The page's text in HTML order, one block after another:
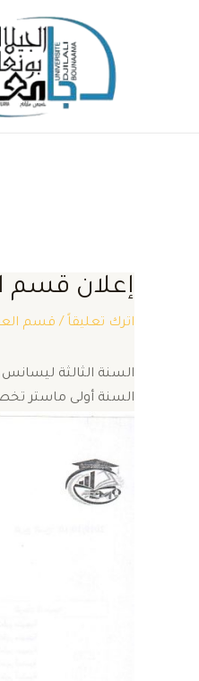
إعلان قسم
اترك تعليقاً / قسم
السنة الثالثة
السنة أولى ماستر